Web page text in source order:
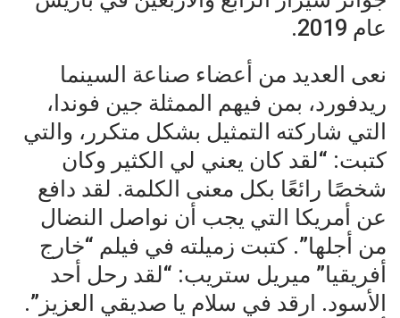
عام 2019.
نعى العديد من أعضاء صناعة السينما
ريدفورد، بمن فيهم الممثلة جين فوندا،
التي شاركته التمثيل بشكل متكرر، والتي
كتبت: “لقد كان يعني لي الكثير وكان
شخصًا رائعًا بكل معنى الكلمة. لقد دافع
عن أمريكا التي يجب أن نواصل النضال
من أجلها”. كتبت زميلته في فيلم “خارج
أفريقيا” ميريل ستريب: “لقد رحل أحد
الأسود. ارقد في سلام يا صديقي العزيز”.